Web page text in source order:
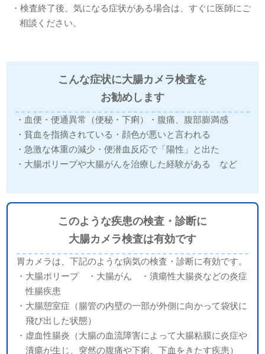
・検査終了後、気になる症状がある場合は、すぐに医師にご
相談ください。
こんな症状に大腸カメラ検査を
お勧めします
・血便・便通異常（便秘・下痢）・腹痛、腹部膨満感
・貧血を指摘されている・顔色が悪いと言われる
・急激な体重の減少・便潜血反応で「陽性」と出た
・大腸ポリープや大腸がんを治療した経験がある など
このような疾患の検査・診断に
大腸カメラ検査は有効です
胃カメラは、下記のような病気の検査・診断に有効です。
・大腸ポリープ ・大腸がん ・潰瘍性大腸炎などの炎症
性腸疾患
・大腸憩室症（腸管の内壁の一部が外側に向かって袋状に
飛び出した状態）
・虚血性腸炎（大腸の血流障害によって大腸粘膜に炎症や
潰瘍が生じ、突然の腹痛や下痢、下血をきたす疾患）